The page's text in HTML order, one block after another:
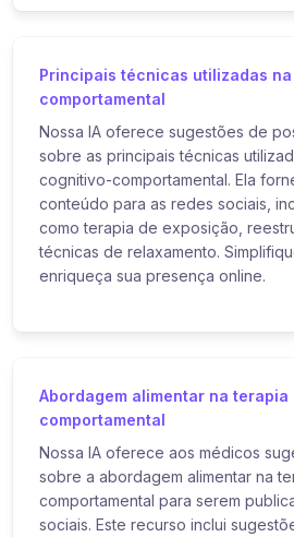
Principais técnicas utilizadas
comportamental
Nossa IA oferece sugestões de
sobre as principais técnicas
cognitivo-comportamental. Ela
conteúdo para as redes sociais,
como terapia de exposição,
técnicas de relaxamento.
enriqueça sua presença online.
Abordagem alimentar na
comportamental
Nossa IA oferece aos médicos
sobre a abordagem alimentar na
comportamental para serem
sociais. Este recurso inclui